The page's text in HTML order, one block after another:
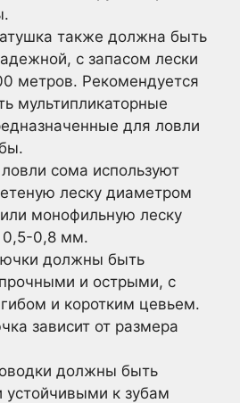
также должна быть
с запасом лески
метров. Рекомендуется
мультипликаторные
для ловли
сома используют
леску диаметром
монофильную леску
0,8 мм.
должны быть
и острыми, с
и коротким цевьем.
зависит от размера
должны быть
к зубам